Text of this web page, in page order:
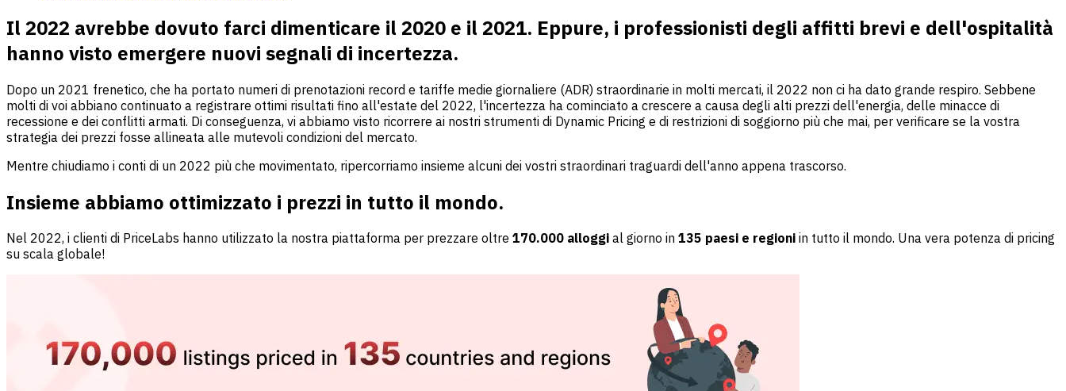
Il 2022 avrebbe dovuto farci dimenticare il 2020 e il 2021. Eppure, i professionisti degli affitti brevi e dell'ospitalità
hanno visto emergere nuovi segnali di incertezza.
Dopo un 2021 frenetico, che ha portato numeri di prenotazioni record e tariffe medie giornaliere (ADR) straordinarie in molti mercati, il 2022 non ci ha dato grande respiro. Sebbene
molti di voi abbiano continuato a registrare ottimi risultati fino all'estate del 2022, l'incertezza ha cominciato a crescere a causa degli alti prezzi dell'energia, delle minacce di
recessione e dei conflitti armati. Di conseguenza, vi abbiamo visto ricorrere ai nostri strumenti di Dynamic Pricing e di restrizioni di soggiorno più che mai, per verificare se la vostra
strategia dei prezzi fosse allineata alle mutevoli condizioni del mercato.
Mentre chiudiamo i conti di un 2022 più che movimentato, ripercorriamo insieme alcuni dei vostri straordinari traguardi dell'anno appena trascorso.
Insieme abbiamo ottimizzato i prezzi in tutto il mondo.
Nel 2022, i clienti di PriceLabs hanno utilizzato la nostra piattaforma per prezzare oltre 170.000 alloggi al giorno in 135 paesi e regioni in tutto il mondo. Una vera potenza di pricing
su scala globale!